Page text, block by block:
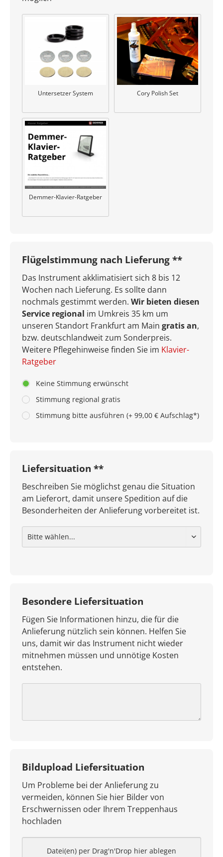
Untersetzer System Cory Polish Set
Demmer-Klavier-Ratgeber
Flügelstimmung nach Lieferung **
Das Instrument akklimatisiert sich 8 bis 12
Wochen nach Lieferung. Es sollte dann
nochmals gestimmt werden. Wir bieten diesen
Service regional im Umkreis 35 km um
unseren Standort Frankfurt am Main gratis an,
bzw. deutschlandweit zum Sonderpreis.
Weitere Pflegehinweise finden Sie im Klavier-
Ratgeber
Keine Stimmung erwünscht
Stimmung regional gratis
Stimmung bitte ausführen (+ 99,00 € Aufschlag*)
Liefersituation **
Beschreiben Sie möglichst genau die Situation
am Lieferort, damit unsere Spedition auf die
Besonderheiten der Anlieferung vorbereitet ist.
Besondere Liefersituation
Fügen Sie Informationen hinzu, die für die
Anlieferung nützlich sein können. Helfen Sie
uns, damit wir das Instrument nicht wieder
mitnehmen müssen und unnötige Kosten
entstehen.
Bildupload Liefersituation
Um Probleme bei der Anlieferung zu
vermeiden, können Sie hier Bilder von
Erschwernissen oder Ihrem Treppenhaus
hochladen
Datei(en) per Drag'n'Drop hier ablegen